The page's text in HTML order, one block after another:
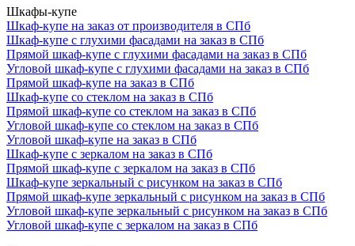
Шкафы-купе
Шкаф-купе на заказ от производителя в СПб
Шкаф-купе с глухими фасадами на заказ в СПб
Прямой шкаф-купе с глухими фасадами на заказ в СПб
Угловой шкаф-купе с глухими фасадами на заказ в СПб
Прямой шкаф-купе на заказ в СПб
Шкаф-купе со стеклом на заказ в СПб
Прямой шкаф-купе со стеклом на заказ в СПб
Угловой шкаф-купе со стеклом на заказ в СПб
Угловой шкаф-купе на заказ в СПб
Шкаф-купе с зеркалом на заказ в СПб
Прямой шкаф-купе с зеркалом на заказ в СПб
Шкаф-купе зеркальный с рисунком на заказ в СПб
Прямой шкаф-купе зеркальный с рисунком на заказ в СПб
Угловой шкаф-купе зеркальный с рисунком на заказ в СПб
Угловой шкаф-купе с зеркалом на заказ в СПб